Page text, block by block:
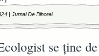
|Jurnal De Bihorel
se ține